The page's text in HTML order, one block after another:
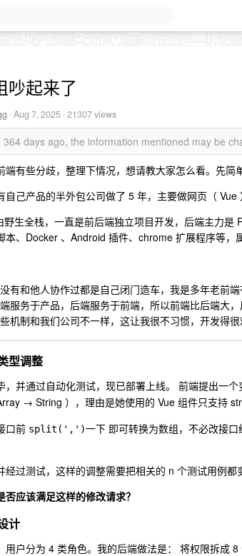
吵起来了
·Aug 7, 2025 · 21307 views
days ago, the information mentioned may be
有些分歧，整理下情况，想请教大家怎么看。先简
自己产品的半外包公司做了 5 年，主要做网页（ Vue
野生全栈，一直是前后端独立项目开发，后端主力
本、Docker 、Android 插件、chrome 扩展程序等，
有和他人协作过都是自己闭门造车，我是多年老前
服务于产品，后端服务于前端，所以前端比后端大
机制和我们公司不一样，这让我很不习惯，开发得很
型调整
，并通过自动化测试，现已部署上线。 前端提出一
→ String ），理由是她使用的 Vue 组件只支持
口前 split(',')一下 即可转换为数组，不必改接
过测试，这样的调整需要把相关的 n 个测试用例都
应该满足这样的修改请求？
计
用户分为 4 类角色。我的后端做法是： 将权限拆成